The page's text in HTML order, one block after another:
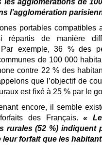
les agglomérations de
l’agglomération
portables compatibles
répartis de manière
Par exemple, 36 % des
de 100 000
contre 22 % des
que l’objectif de
est fixé à 25 % par le
encore, il semble
des Français.«
rurales (52 %) indiquent
leur forfait que les